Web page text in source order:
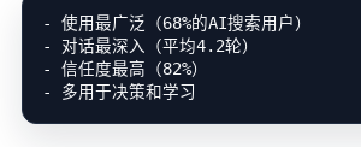
- 使用最广泛（68%的AI搜索用户）
- 对话最深入（平均4.2轮）
- 信任度最高（82%）